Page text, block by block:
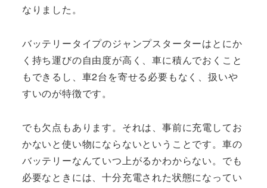
なりました。
バッテリータイプのジャンプスターターはとにか
く持ち運びの自由度が高く、車に積んでおくこと
もできるし、車2台を寄せる必要もなく、扱いや
すいのが特徴です。
でも欠点もあります。それは、事前に充電してお
かないと使い物にならないということです。車の
バッテリーなんていつ上がるかわからない。でも
必要なときには、十分充電された状態になってい